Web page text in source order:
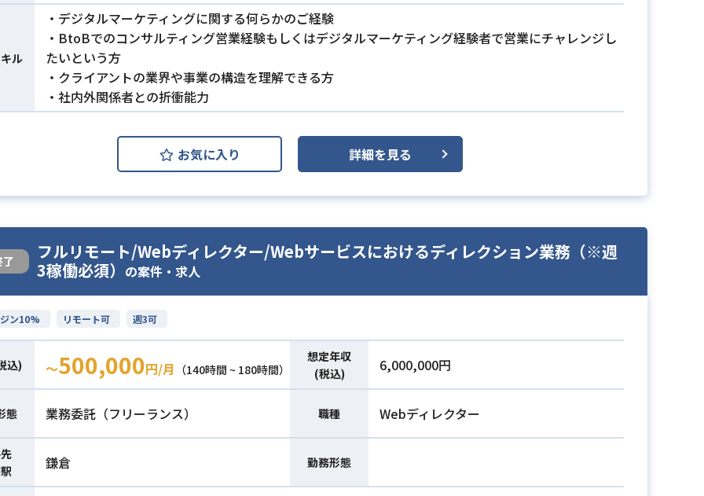
ル
・デジタルマーケティングに関する何らかのご経験
・BtoBでのコンサルティング営業経験もしくはデジタルマーケティング経験者で営業にチャレンジし
たいという方
・クライアントの業界や事業の構造を理解できる方
・社内外関係者との折衝能力
お気に入り 詳細を見る
フルリモート/Webディレクター/Webサービスにおけるディレクション業務（※週
3稼働必須） の案件・求人
ン10% リモート可 週3可
込) 〜500,000円/月 （140時間 ~ 180時間）
想定年収
(税込)
6,000,000円
態 業務委託（フリーランス） 職種 Webディレクター
鎌倉 勤務形態